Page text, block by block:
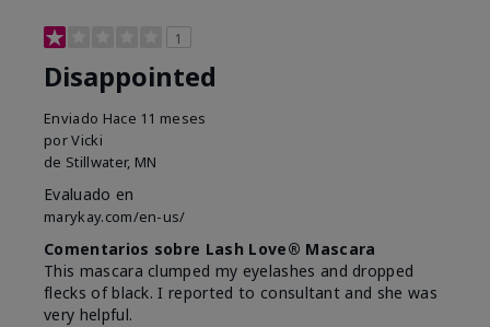
1
Disappointed
Enviado Hace 11 meses
porVicki
de Stillwater, MN
Evaluado en
marykay.com/en-us/
Comentarios sobre Lash Love® Mascara
This mascara clumped my eyelashes and dropped
flecks of black. I reported to consultant and she was
very helpful.